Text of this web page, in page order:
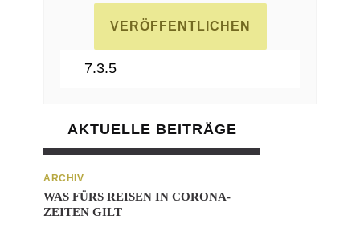
AKTUELLE BEITRÄGE
ARCHIV
WAS FÜRS REISEN IN CORONA-
ZEITEN GILT